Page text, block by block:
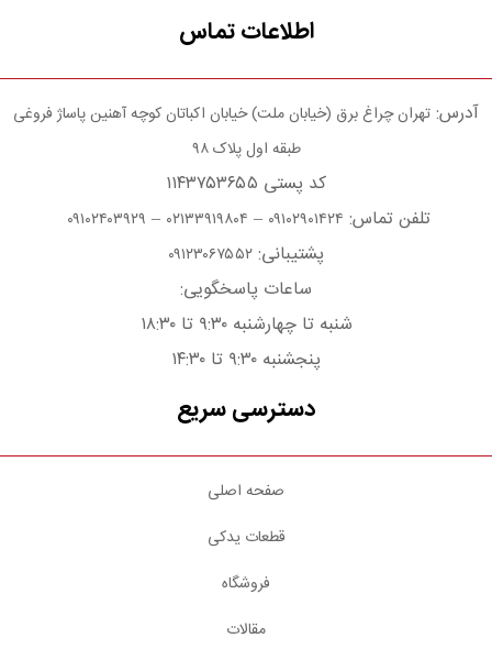
اطلاعات تماس
آدرس: تهران چراغ برق (خیابان ملت) خیابان اکباتان کوچه آهنین پاساژ فروغی
طبقه اول پلاک ۹۸
کد پستی ۱۱۴۳۷۵۳۶۵۵
تلفن تماس: ۰۹۱۰۲۹۰۱۴۲۴ – ۰۲۱۳۳۹۱۹۸۰۴ – ۰۹۱۰۲۴۰۳۹۲۹
پشتیبانی: ۰۹۱۲۳۰۶۷۵۵۲
ساعات پاسخگویی:
شنبه تا چهارشنبه ۹:۳۰ تا ۱۸:۳۰
پنجشنبه ۹:۳۰ تا ۱۴:۳۰
دسترسی سریع
صفحه اصلی
قطعات یدکی
فروشگاه
مقالات